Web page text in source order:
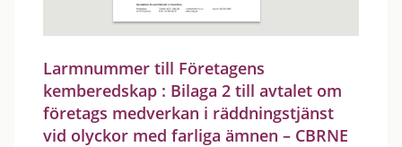
Larmnummer till Företagens
kemberedskap : Bilaga 2 till avtalet om
företags medverkan i räddningstjänst
vid olyckor med farliga ämnen – CBRNE